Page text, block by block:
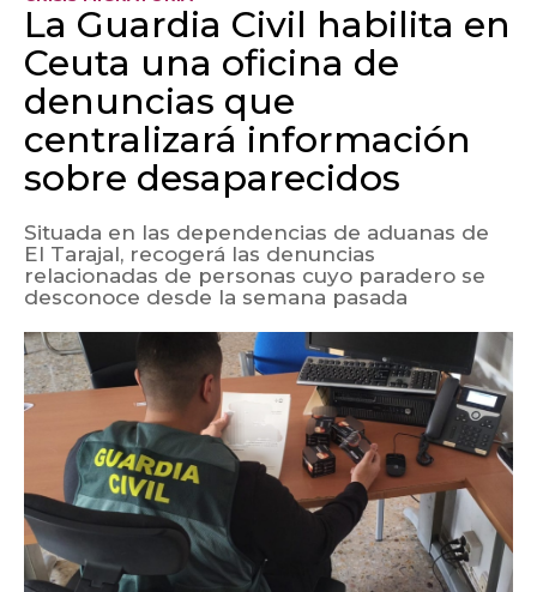
La Guardia Civil habilita en
Ceuta una oficina de
denuncias que
centralizará información
sobre desaparecidos
Situada en las dependencias de aduanas de
El Tarajal, recogerá las denuncias
relacionadas de personas cuyo paradero se
desconoce desde la semana pasada